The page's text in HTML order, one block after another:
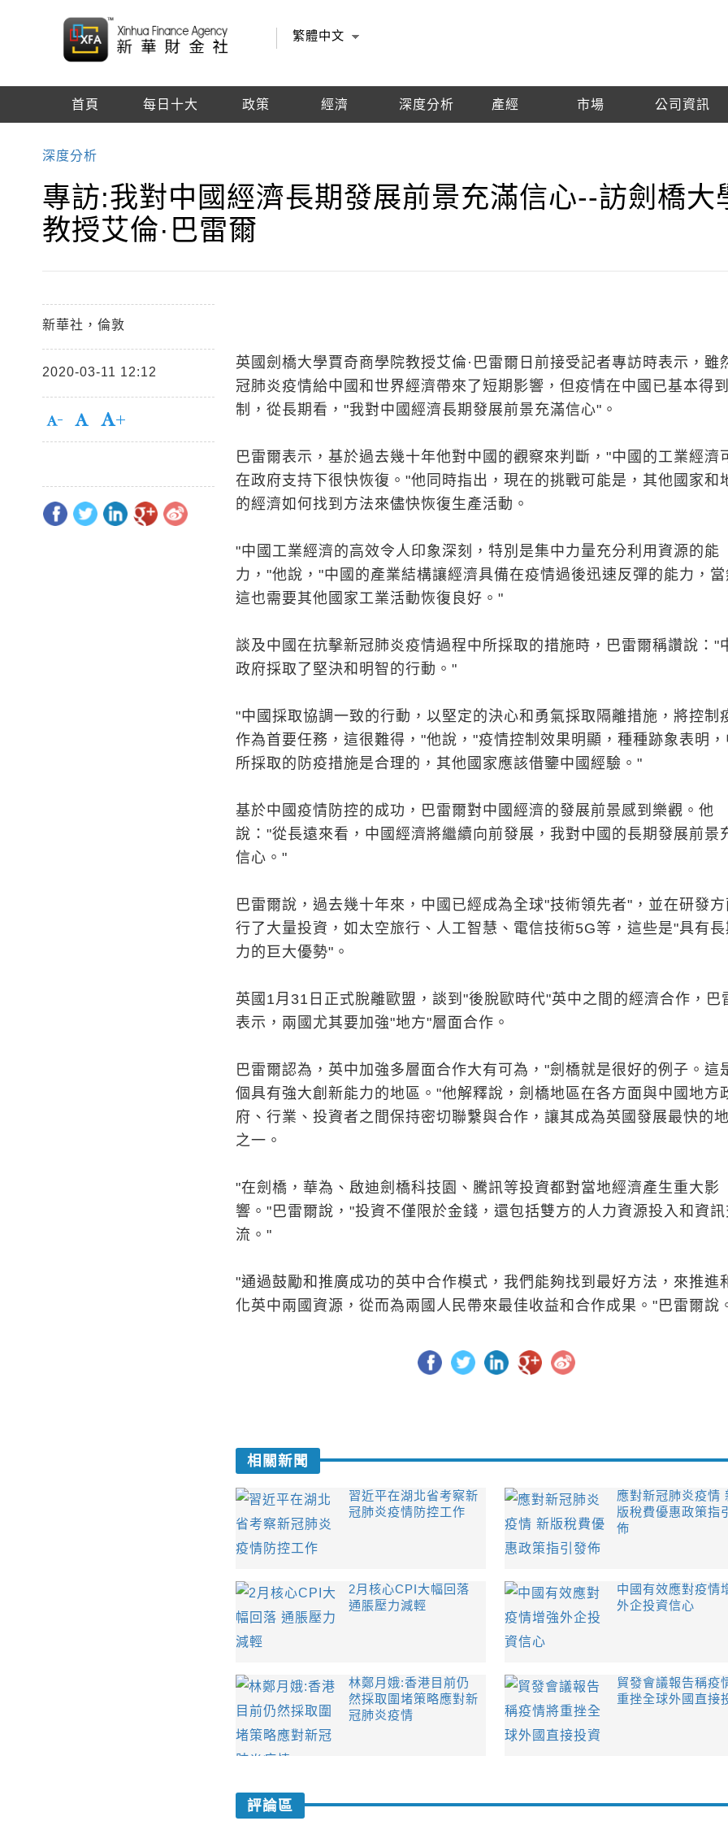
繁體中文
首頁 每日十大 政策 經濟 深度分析 產經 市場 公司資訊
深度分析
專訪:我對中國經濟長期發展前景充滿信心--訪劍橋大
教授艾倫·巴雷爾
新華社，倫敦
2020-03-11 12:12
英國劍橋大學賈奇商學院教授艾倫·巴雷爾日前接受記者專訪時表示，雖
冠肺炎疫情給中國和世界經濟帶來了短期影響，但疫情在中國已基本得
制，從長期看，"我對中國經濟長期發展前景充滿信心"。
巴雷爾表示，基於過去幾十年他對中國的觀察來判斷，"中國的工業經濟
在政府支持下很快恢復。"他同時指出，現在的挑戰可能是，其他國家和
的經濟如何找到方法來儘快恢復生產活動。
"中國工業經濟的高效令人印象深刻，特別是集中力量充分利用資源的能
力，"他說，"中國的產業結構讓經濟具備在疫情過後迅速反彈的能力，當
這也需要其他國家工業活動恢復良好。"
談及中國在抗擊新冠肺炎疫情過程中所採取的措施時，巴雷爾稱讚說："
政府採取了堅決和明智的行動。"
"中國採取協調一致的行動，以堅定的決心和勇氣採取隔離措施，將控制
作為首要任務，這很難得，"他說，"疫情控制效果明顯，種種跡象表明，
所採取的防疫措施是合理的，其他國家應該借鑒中國經驗。"
基於中國疫情防控的成功，巴雷爾對中國經濟的發展前景感到樂觀。他
說："從長遠來看，中國經濟將繼續向前發展，我對中國的長期發展前景
信心。"
巴雷爾說，過去幾十年來，中國已經成為全球"技術領先者"，並在研發方
行了大量投資，如太空旅行、人工智慧、電信技術5G等，這些是"具有長
力的巨大優勢"。
英國1月31日正式脫離歐盟，談到"後脫歐時代"英中之間的經濟合作，巴
表示，兩國尤其要加強"地方"層面合作。
巴雷爾認為，英中加強多層面合作大有可為，"劍橋就是很好的例子。這
個具有強大創新能力的地區。"他解釋說，劍橋地區在各方面與中國地方
府、行業、投資者之間保持密切聯繫與合作，讓其成為英國發展最快的
之一。
"在劍橋，華為、啟迪劍橋科技園、騰訊等投資都對當地經濟產生重大影
響。"巴雷爾說，"投資不僅限於金錢，還包括雙方的人力資源投入和資訊
流。"
"通過鼓勵和推廣成功的英中合作模式，我們能夠找到最好方法，來推進
化英中兩國資源，從而為兩國人民帶來最佳收益和合作成果。"巴雷爾說
相關新聞
習近平在湖北省考察新
冠肺炎疫情防控工作
應對新冠肺炎疫情
版稅費優惠政策指
佈
2月核心CPI大幅回落
通脹壓力減輕
中國有效應對疫情
外企投資信心
林鄭月娥:香港目前仍
然採取圍堵策略應對新
冠肺炎疫情
貿發會議報告稱疫
重挫全球外國直接
評論區